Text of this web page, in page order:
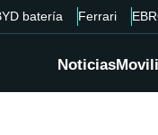
batería Ferrari
Noticias